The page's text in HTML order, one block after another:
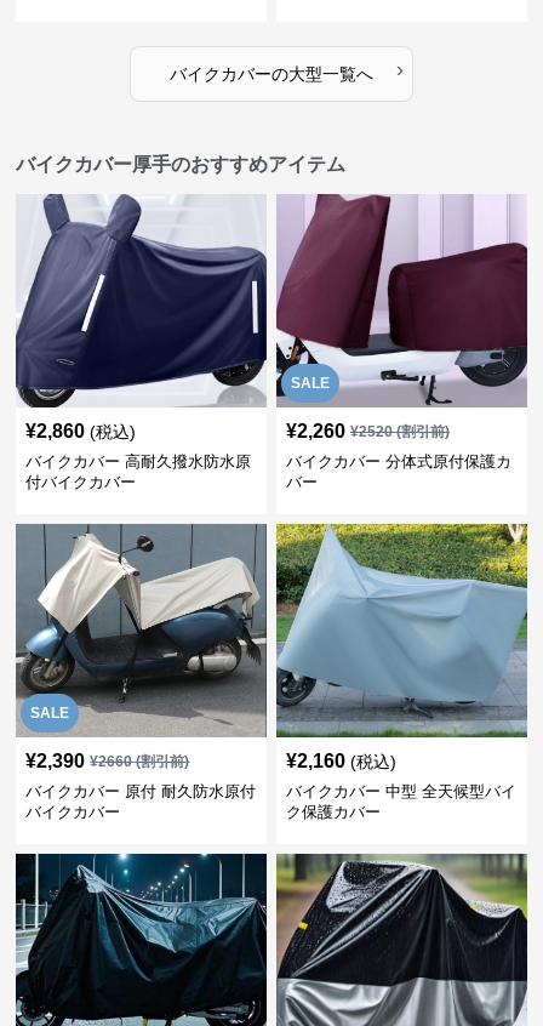
バイクカバーの大型一覧へ ›
バイクカバー厚手のおすすめアイテム
¥2,860 (税込)
バイクカバー 高耐久撥水防水原
付バイクカバー
SALE
¥2,260 ¥2520(割引前)
バイクカバー 分体式原付保護カ
バー
SALE
¥2,390 ¥2660(割引前)
バイクカバー 原付 耐久防水原付
バイクカバー
¥2,160 (税込)
バイクカバー 中型 全天候型バイ
ク保護カバー